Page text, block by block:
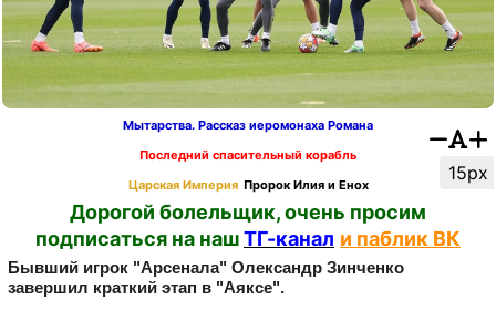
15px
Мытарства. Рассказ иеромонаха Романа
Последний спасительный корабль
Царская Империя Пророк Илия и Енох
Дорогой болельщик, очень просим
подписаться на нашТГ-канал и паблик ВК
Бывший игрок "Арсенала" Олександр Зинченко
завершил краткий этап в "Аяксе".